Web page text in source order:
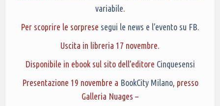
variabile.
Per scoprire le sorprese segui le news e l’evento su FB.
Uscita in libreria 17 novembre.
Disponibile in ebook sul sito dell’editore Cinquesensi
Presentazione 19 novembre a BookCity Milano, presso
Galleria Nuages –